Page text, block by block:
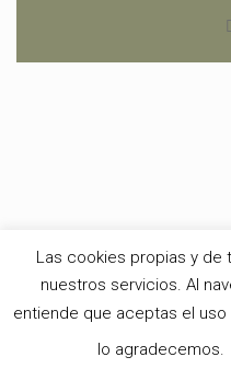
Las cookies propias y
nuestros servicios. Al
entiende que aceptas el
lo agradecemos.